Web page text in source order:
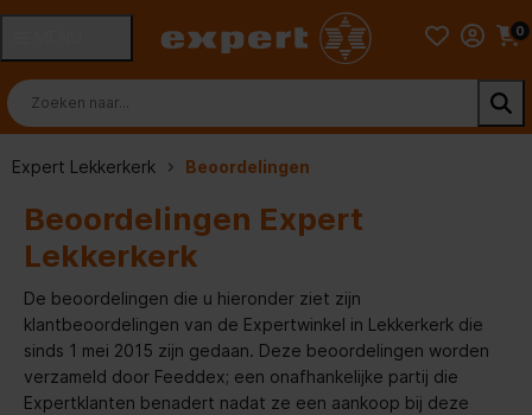
0
Expert Lekkerkerk Beoordelingen
Beoordelingen Expert
Lekkerkerk
De beoordelingen die u hieronder ziet zijn
klantbeoordelingen van de Expertwinkel in Lekkerkerk die
sinds 1 mei 2015 zijn gedaan. Deze beoordelingen worden
verzameld door Feeddex; een onafhankelijke partij die
Expertklanten benadert nadat ze een aankoop bij deze